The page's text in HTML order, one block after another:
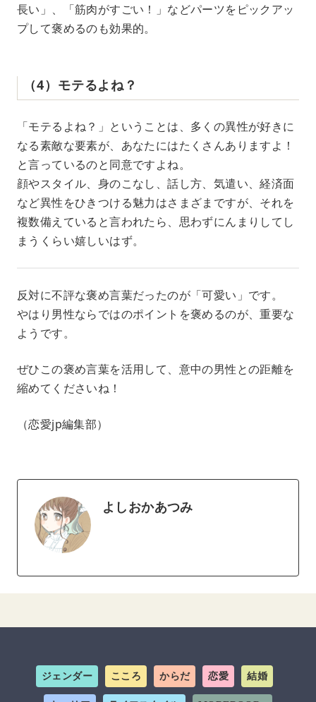
長い」、「筋肉がすごい！」などパーツをピックアッ
プして褒めるのも効果的。
（4）モテるよね？
「モテるよね？」ということは、多くの異性が好きに
なる素敵な要素が、あなたにはたくさんありますよ！
と言っているのと同意ですよね。
顔やスタイル、身のこなし、話し方、気遣い、経済面
など異性をひきつける魅力はさまざまですが、それを
複数備えていると言われたら、思わずにんまりしてし
まうくらい嬉しいはず。
反対に不評な褒め言葉だったのが「可愛い」です。
やはり男性ならではのポイントを褒めるのが、重要な
ようです。
ぜひこの褒め言葉を活用して、意中の男性との距離を
縮めてくださいね！
（恋愛jp編集部）
よしおかあつみ
ジェンダー こころ からだ 恋愛 結婚